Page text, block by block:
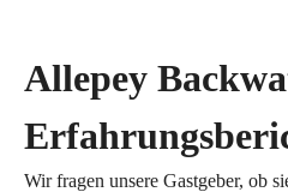
Allepey
Wir fragen unsere Gastgeber, ob